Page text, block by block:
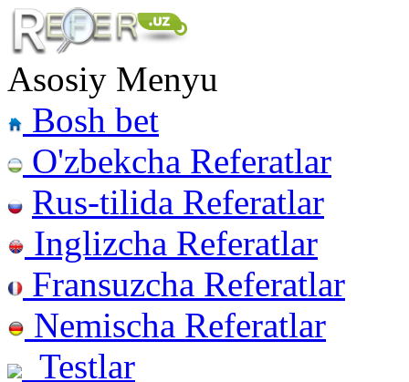
Asosiy Menyu
Bosh bet
O'zbekcha Referatlar
Rus-tilida Referatlar
Inglizcha Referatlar
Fransuzcha Referatlar
Nemischa Referatlar
Testlar